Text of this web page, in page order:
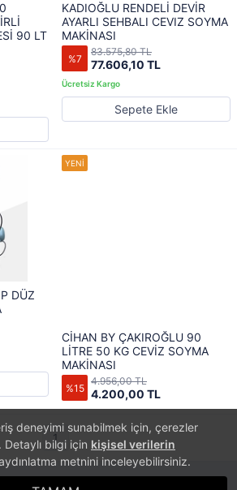
deneyimi sunabilmek için, çerezler
Detaylı bilgi için kişisel verilerin
metnini inceleyebilirsiniz.
90 LT
KADIOĞLU RENDELİ DEVİR
AYARLI SEHBALI CEVIZ SOYMA
MAKİNASI
%7 77.606,10 TL
83.575,80 TL
Sepete Ekle
DÜZ
CİHAN BY ÇAKIROĞLU 90
LİTRE 50 KG CEVİZ SOYMA
MAKİNASI
%15 4.200,00 TL
4.956,00 TL
1